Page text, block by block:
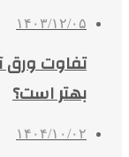
۱۴۰۳/۱۲/۰۵
تفاوت ورق
بهتر است؟
۱۴۰۴/۱۰/۰۲